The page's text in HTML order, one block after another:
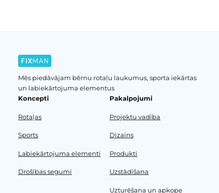
Mēs piedāvājam bērnu rotaļu laukumus, sporta iekārtas
un labiekārtojuma elementus
Koncepti
Rotaļas
Sports
Labiekārtojuma elementi
Drošības segumi
Pakalpojumi
Projektu vadība
Dizains
Produkti
Uzstādīšana
Uzturēšana un apkope